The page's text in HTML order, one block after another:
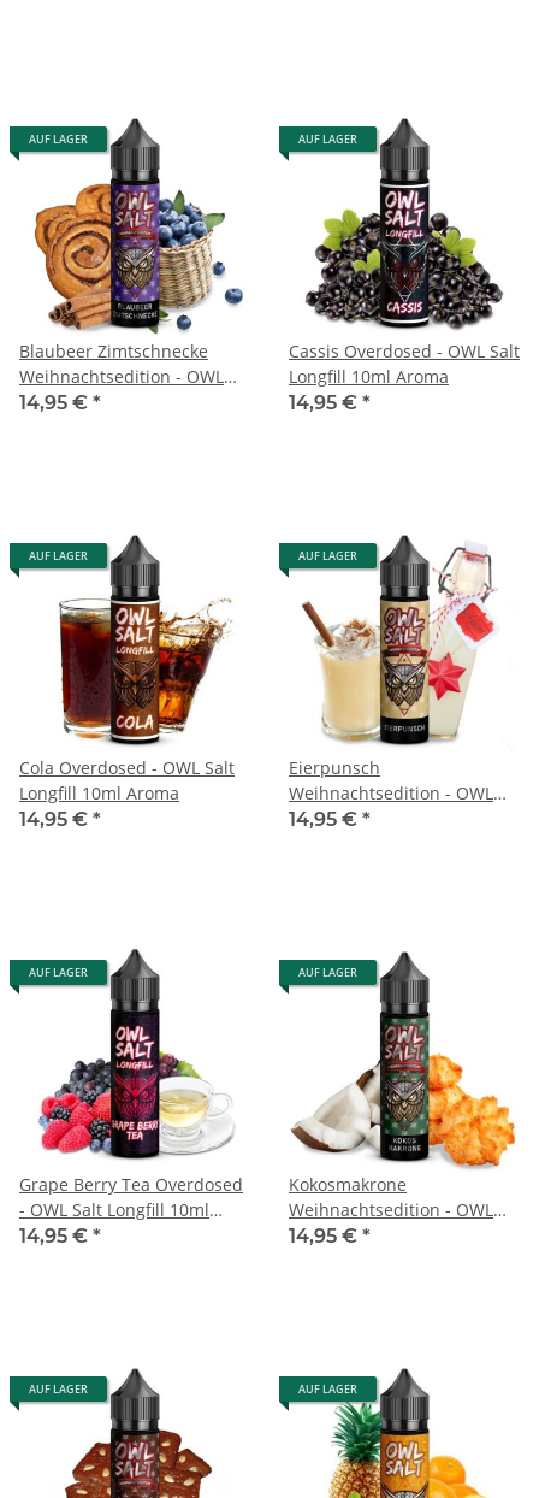
AUF LAGER
Blaubeer Zimtschnecke
Weihnachtsedition - OWL
Salt Longfill 10ml Aroma
14,95 € *
AUF LAGER
Cassis Overdosed - OWL Salt
Longfill 10ml Aroma
14,95 € *
AUF LAGER
Cola Overdosed - OWL Salt
Longfill 10ml Aroma
14,95 € *
AUF LAGER
Eierpunsch
Weihnachtsedition - OWL
Salt Longfill 10ml Aroma
14,95 € *
AUF LAGER
Grape Berry Tea Overdosed
- OWL Salt Longfill 10ml
Aroma
14,95 € *
AUF LAGER
Kokosmakrone
Weihnachtsedition - OWL
Salt Longfill 10ml Aroma
14,95 € *
AUF LAGER AUF LAGER